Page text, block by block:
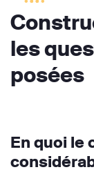
les
posées
En quoi le